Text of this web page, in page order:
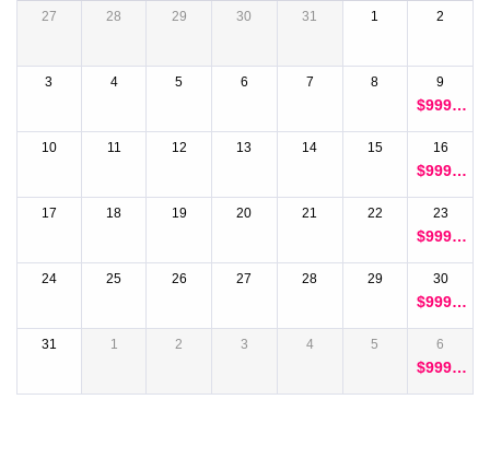
27 28 29 30 31 1 2
3 4 5 6 7 8 9
$999.0
00
10 11 12 13 14 15 16
$999.0
00
17 18 19 20 21 22 23
$999.0
00
24 25 26 27 28 29 30
$999.0
00
31 1 2 3 4 5 6
$999.0
00